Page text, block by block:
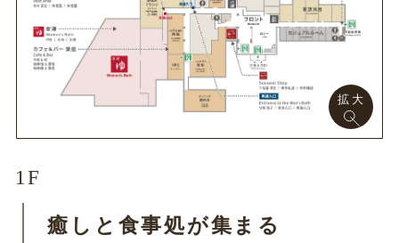
拡大
1F
癒しと食事処が集まる